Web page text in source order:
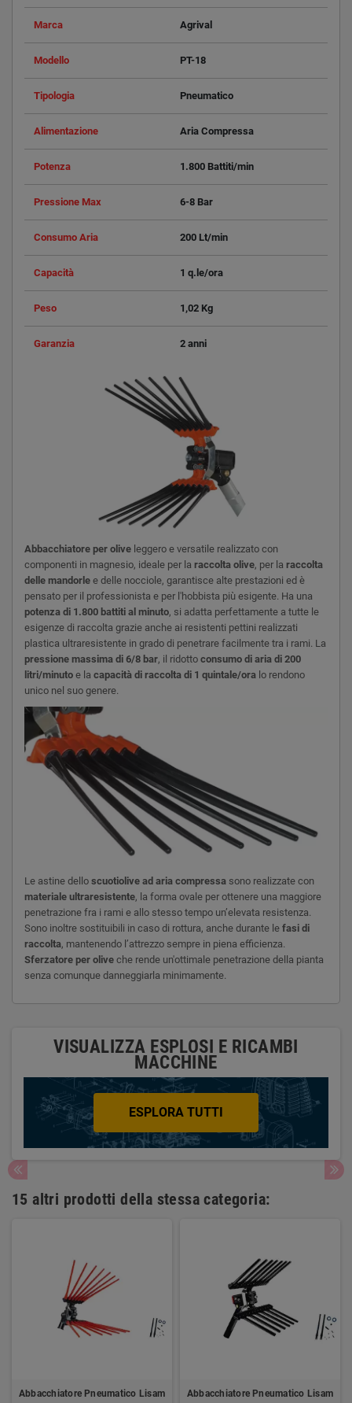
Marca Agrival
Modello PT-18
Tipologia Pneumatico
Alimentazione Aria Compressa
Potenza 1.800 Battiti/min
Pressione Max 6-8 Bar
Consumo Aria 200 Lt/min
Capacità 1 q.le/ora
Peso 1,02 Kg
Garanzia 2 anni
Abbacchiatore per olive leggero e versatile realizzato con
componenti in magnesio, ideale per la raccolta olive, per la raccolta
delle mandorle e delle nocciole, garantisce alte prestazioni ed è
pensato per il professionista e per l'hobbista più esigente. Ha una
potenza di 1.800 battiti al minuto, si adatta perfettamente a tutte le
esigenze di raccolta grazie anche ai resistenti pettini realizzati
plastica ultraresistente in grado di penetrare facilmente tra i rami. La
pressione massima di 6/8 bar, il ridotto consumo di aria di 200
litri/minuto e la capacità di raccolta di 1 quintale/ora lo rendono
unico nel suo genere.
Le astine dello scuotiolive ad aria compressa sono realizzate con
materiale ultraresistente, la forma ovale per ottenere una maggiore
penetrazione fra i rami e allo stesso tempo un’elevata resistenza.
Sono inoltre sostituibili in caso di rottura, anche durante le fasi di
raccolta, mantenendo l’attrezzo sempre in piena efficienza.
Sferzatore per olive che rende un'ottimale penetrazione della pianta
senza comunque danneggiarla minimamente.
VISUALIZZA ESPLOSI E RICAMBI
MACCHINE
ESPLORA TUTTI
15 altri prodotti della stessa categoria:
Abbacchiatore Pneumatico Lisam
Abbacchiatore Pneumatico Lisam